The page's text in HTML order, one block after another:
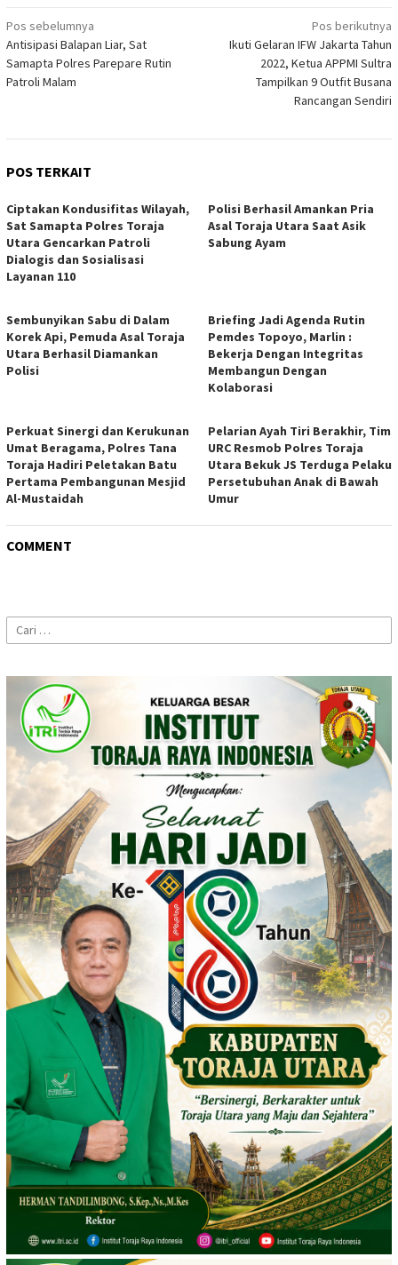
Navigasi
pos
Pos sebelumnya
Antisipasi Balapan Liar, Sat
Samapta Polres Parepare Rutin
Patroli Malam
Pos berikutnya
Ikuti Gelaran IFW Jakarta Tahun
2022, Ketua APPMI Sultra
Tampilkan 9 Outfit Busana
Rancangan Sendiri
POS TERKAIT
Ciptakan Kondusifitas Wilayah,
Sat Samapta Polres Toraja
Utara Gencarkan Patroli
Dialogis dan Sosialisasi
Layanan 110
Polisi Berhasil Amankan Pria
Asal Toraja Utara Saat Asik
Sabung Ayam
Sembunyikan Sabu di Dalam
Korek Api, Pemuda Asal Toraja
Utara Berhasil Diamankan
Polisi
Briefing Jadi Agenda Rutin
Pemdes Topoyo, Marlin :
Bekerja Dengan Integritas
Membangun Dengan
Kolaborasi
Perkuat Sinergi dan Kerukunan
Umat Beragama, Polres Tana
Toraja Hadiri Peletakan Batu
Pertama Pembangunan Mesjid
Al-Mustaidah
Pelarian Ayah Tiri Berakhir, Tim
URC Resmob Polres Toraja
Utara Bekuk JS Terduga Pelaku
Persetubuhan Anak di Bawah
Umur
COMMENT
Cari
untuk: